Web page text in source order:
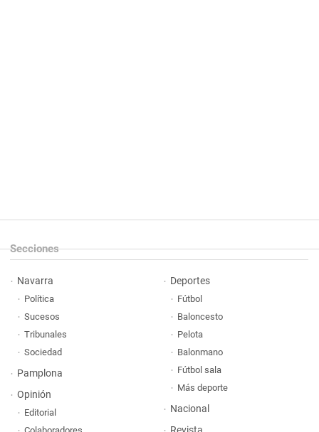
Secciones
Navarra
Política
Sucesos
Tribunales
Sociedad
Pamplona
Opinión
Editorial
Deportes
Fútbol
Baloncesto
Pelota
Balonmano
Fútbol sala
Más deporte
Nacional